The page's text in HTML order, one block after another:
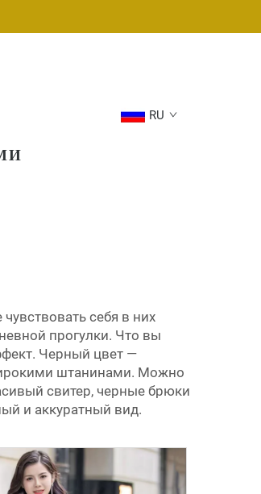
RU
себя в них
прогулки. Что вы
Черный цвет —
штанинами. Можно
свитер, черные брюки
и аккуратный вид.